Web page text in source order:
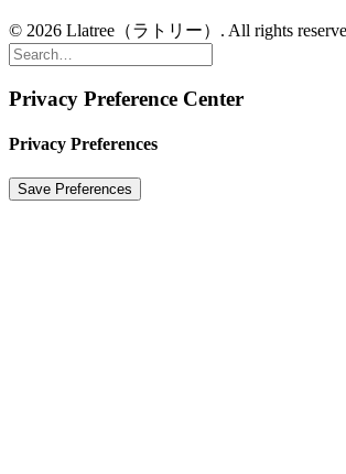
© 2026 Llatree（ラトリー）. All rights
Privacy Preference Center
Privacy Preferences